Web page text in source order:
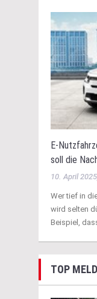
E-
soll die
10. April
Wer tief in
wird selten
Beispiel,
TOP